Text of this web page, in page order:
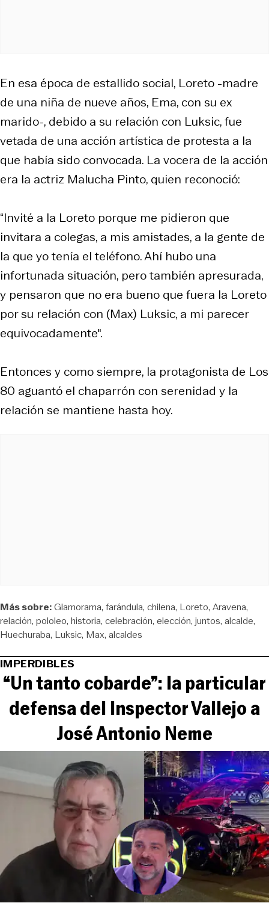
En esa época de estallido social, Loreto -madre
de una niña de nueve años, Ema, con su ex
marido-, debido a su relación con Luksic, fue
vetada de una acción artística de protesta a la
que había sido convocada. La vocera de la acción
era la actriz Malucha Pinto, quien reconoció:
“Invité a la Loreto porque me pidieron que
invitara a colegas, a mis amistades, a la gente de
la que yo tenía el teléfono. Ahí hubo una
infortunada situación, pero también apresurada,
y pensaron que no era bueno que fuera la Loreto
por su relación con (Max) Luksic, a mi parecer
equivocadamente".
Entonces y como siempre, la protagonista de Los
80 aguantó el chaparrón con serenidad y la
relación se mantiene hasta hoy.
Más sobre:Glamorama farándula chilena Loreto Aravena
relación pololeo historia celebración elección juntos alcalde
Huechuraba Luksic Max alcaldes
IMPERDIBLES
“Un tanto cobarde”: la particular
defensa del Inspector Vallejo a
José Antonio Neme